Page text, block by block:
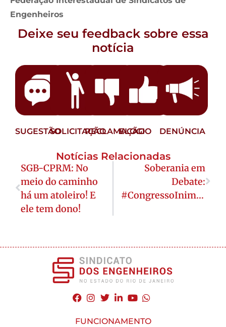
Engenheiros
Deixe seu feedback sobre essa
notícia
SUGESTÃOSOLICITAÇÃORECLAMAÇÃO
ELOGIO DENÚNCIA
Notícias Relacionadas
SGB-CPRM: No
meio do caminho
há um atoleiro! E
ele tem dono!
Soberania em
Debate:
#CongressoInimigodoPovo
FUNCIONAMENTO